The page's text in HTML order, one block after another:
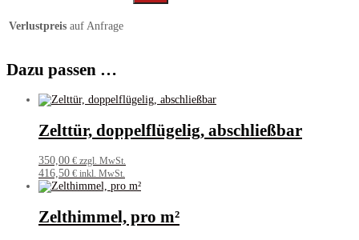
Verlustpreis auf Anfrage
Dazu passen …
Zelttür, doppelflügelig, abschließbar
350,00 € zzgl. MwSt.
416,50 € inkl. MwSt.
Zelthimmel, pro m²